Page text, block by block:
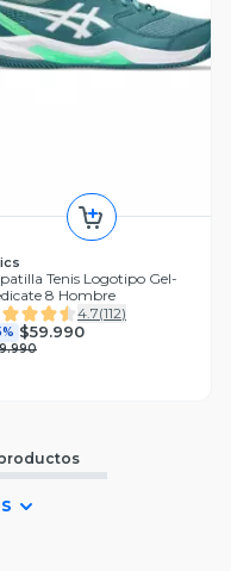
Tenis Logotipo Gel-
8 Hombre
4.7(112)
$59.990